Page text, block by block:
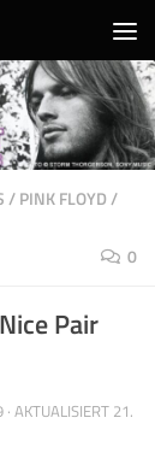
/PINK FLOYD/
0
Pair
· AKTUALISIERT 21.